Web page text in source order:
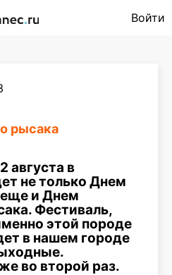
Войти
рысака
августа в
не только Днем
еще и Днем
Фестиваль,
этой породе
в нашем городе
во второй раз.